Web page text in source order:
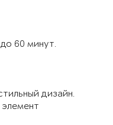
60 минут.
дизайн.